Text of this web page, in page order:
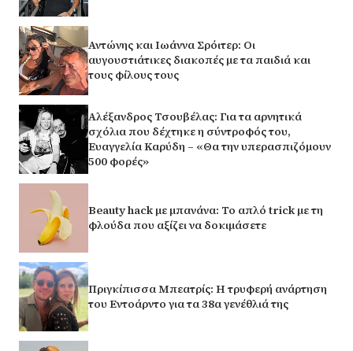
Αντώνης και Ιωάννα Σρόιτερ: Οι
αυγουστιάτικες διακοπές με τα παιδιά και
τους φίλους τους
Αλέξανδρος Τσουβέλας: Για τα αρνητικά
σχόλια που δέχτηκε η σύντροφός του,
Ευαγγελία Καρύδη – «Θα την υπερασπιζόμουν
500 φορές»
Beauty hack με μπανάνα: Το απλό trick με τη
φλούδα που αξίζει να δοκιμάσετε
Πριγκίπισσα Μπεατρίς: Η τρυφερή ανάρτηση
του Εντοάρντο για τα 38α γενέθλιά της